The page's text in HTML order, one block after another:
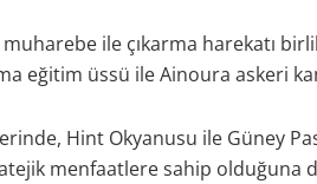
ile çıkarma harekatı
eğitim üssü ile Ainoura askeri
Hint Okyanusu ile Güney
menfaatlere sahip olduğuna